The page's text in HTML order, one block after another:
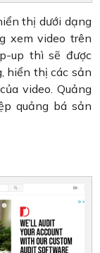
thị dưới dạng
xem video trên
up thì sẽ được
hiển thị các sản
video. Quảng
quảng bá sản